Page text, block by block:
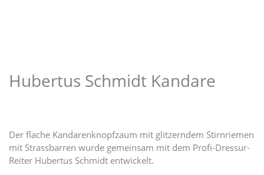
Hubertus Schmidt Kandare
Der flache Kandarenknopfzaum mit glitzerndem Stirnriemen
mit Strassbarren wurde gemeinsam mit dem Profi-Dressur-
Reiter Hubertus Schmidt entwickelt.